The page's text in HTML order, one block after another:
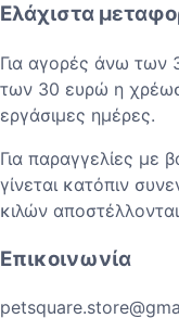
Ελάχιστα
Για αγορές άνω των
των 30 ευρώ η
εργάσιμες ημέρες.
Για παραγγελίες με
γίνεται κατόπιν
κιλών
Επικοινωνία